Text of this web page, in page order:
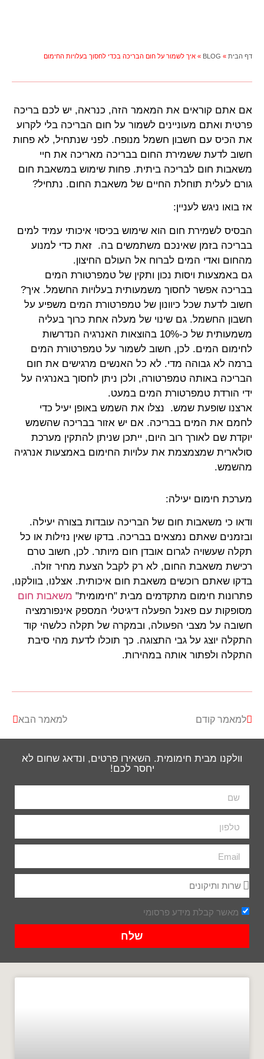
דף הבית »
BLOG
» איך לשמור על חום הבריכה בכדי לחסוך בעלויות החימום
אם אתם קוראים את המאמר הזה, כנראה, יש לכם בריכה
פרטית ואתם מעוניינים לשמור על חום הבריכה בלי לקרוע
את הכיס עם חשבון חשמל מנופח. לפני שנתחיל, לא פחות
חשוב לדעת ששמירת החום בבריכה מאריכה את חיי
משאבות חום לבריכה ביתית. פחות שימוש במשאבת חום
גורם לעלית תוחלת החיים של משאבת החום. נתחיל?
אז בואו ניגש לעניין:
הבסיס לשמירת חום הוא שימוש בכיסוי איכותי עמיד למים
בבריכה בזמן שאינכם משתמשים בה. זאת כדי למנוע
מהחום ואדי המים לברוח אל העולם החיצון.
גם באמצעות ויסות נכון ותקין של טמפרטורת המים
בבריכה אפשר לחסוך משמעותית בעלויות החשמל. איך?
חשוב לדעת שכל כיוונון של טמפרטורת המים משפיע על
חשבון החשמל. גם שינוי של מעלה אחת כרוך בעליה
משמעותית של כ-10% בהוצאות האנרגיה הנדרשות
לחימום המים. לכן, חשוב לשמור על טמפרטורת המים
ברמה לא גבוהה מדי. לא כל האנשים מרגישים את חום
הבריכה באותה טמפרטורה, ולכן ניתן לחסוך באנרגיה על
ידי הורדת טמפרטורת המים במעט.
ארצנו שופעת שמש. נצלו את השמש באופן יעיל כדי
לחמם את המים בבריכה. אם יש אזור בבריכה שהשמש
יוקדת שם לאורך רוב היום, ייתכן שניתן להתקין מערכת
סולארית שמצמצמת את עלויות החימום באמצעות אנרגיה
מהשמש.
מערכת חימום יעילה:
ודאו כי משאבות חום של הבריכה עובדות בצורה יעילה.
ובזמנים שאתם נמצאים בבריכה. בדקו שאין נזילות או כל
תקלה שעשויה לגרום אובדן חום מיותר. לכן, חשוב טרם
רכישת משאבת החום, לא רק לקבל הצעת מחיר זולה.
בדקו שאתם רוכשים משאבת חום איכותית. אצלנו, בוולקנו,
פתרונות חימום מתקדמים מבית "חימומית" משאבות חום
מסופקות עם פאנל הפעלה דיגיטלי המספק אינפורמציה
חשובה על מצבי הפעולה, ובמקרה של תקלה כלשהי קוד
התקלה יוצג על גבי התצוגה. כך תוכלו לדעת מהי סיבת
התקלה ולפתור אותה במהירות.
למאמר קודם למאמר הבא
וולקנו מבית חימומית. השאירו פרטים, ונדאג שחום לא
יחסר לכם!
מאשר קבלת מידע פרסומי
שלח